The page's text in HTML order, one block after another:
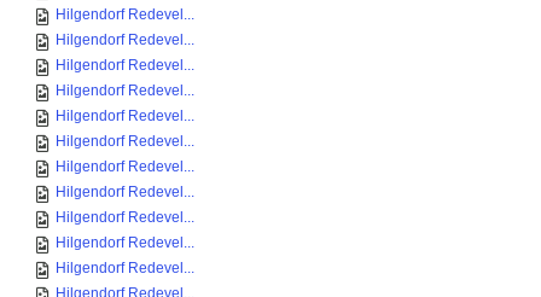
Hilgendorf Redevel...
Hilgendorf Redevel...
Hilgendorf Redevel...
Hilgendorf Redevel...
Hilgendorf Redevel...
Hilgendorf Redevel...
Hilgendorf Redevel...
Hilgendorf Redevel...
Hilgendorf Redevel...
Hilgendorf Redevel...
Hilgendorf Redevel...
Hilgendorf Redevel...